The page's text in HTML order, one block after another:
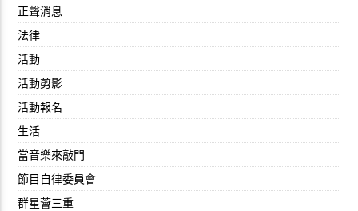
正聲消息
法律
活動
活動剪影
活動報名
生活
當音樂來敲門
節目自律委員會
群星薈三重